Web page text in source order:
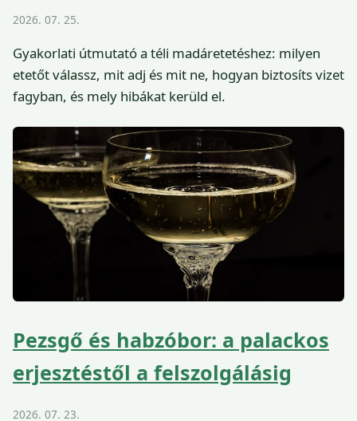
2026. 07. 25.
Gyakorlati útmutató a téli madáretetéshez: milyen
etetőt válassz, mit adj és mit ne, hogyan biztosíts vizet
fagyban, és mely hibákat kerüld el.
Pezsgő és habzóbor: a palackos
erjesztéstől a felszolgálásig
2026. 07. 23.